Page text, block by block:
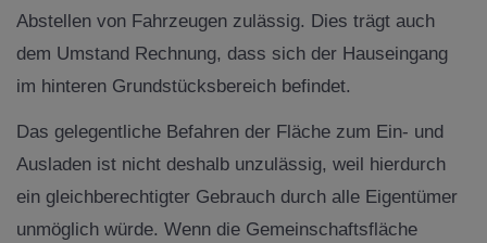
Abstellen von Fahrzeugen zulässig. Dies trägt auch
dem Umstand Rechnung, dass sich der Hauseingang
im hinteren Grundstücksbereich befindet.
Das gelegentliche Befahren der Fläche zum Ein- und
Ausladen ist nicht deshalb unzulässig, weil hierdurch
ein gleichberechtigter Gebrauch durch alle Eigentümer
unmöglich würde. Wenn die Gemeinschaftsfläche